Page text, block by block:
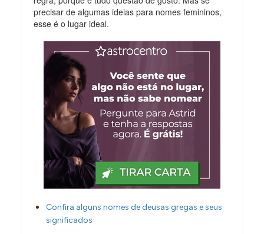
precisar de algumas ideias para nomes femininos,
esse é o lugar ideal.
Confira alguns nomes de deusas gregas e seus
significados